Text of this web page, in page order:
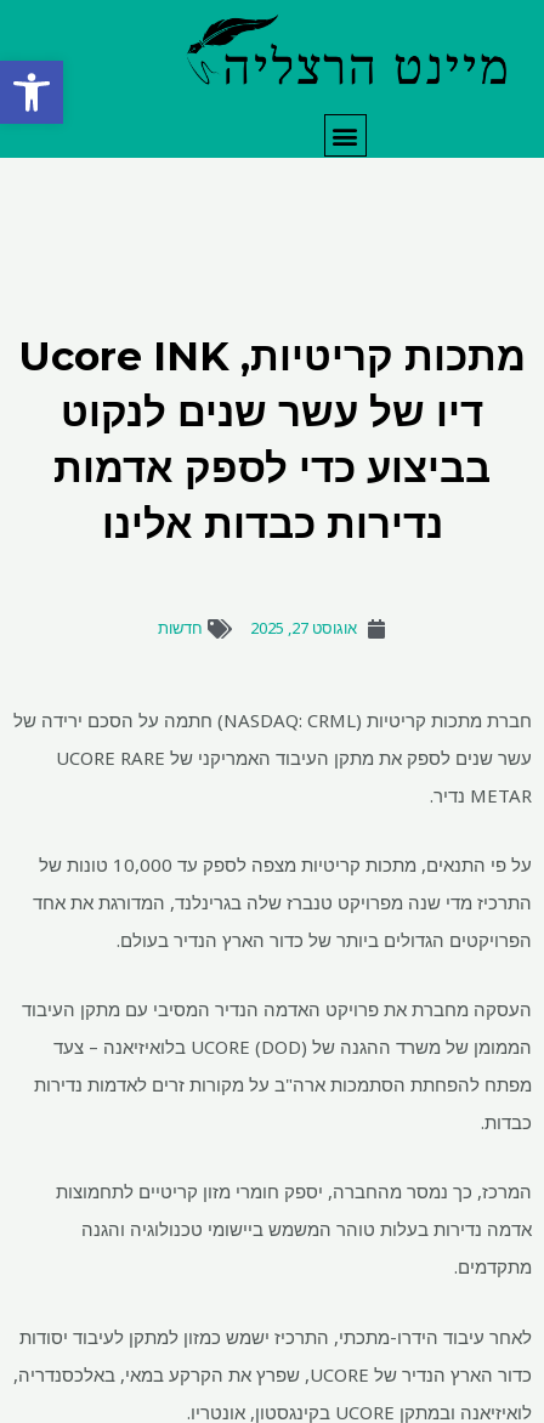
פתח
תפריט
מתכות קריטיות, Ucore INK
דיו של עשר שנים לנקוט
בביצוע כדי לספק אדמות
נדירות כבדות אלינו
אוגוסט 27, 2025 חדשות
חברת מתכות קריטיות (NASDAQ: CRML) חתמה על הסכם ירידה של
עשר שנים לספק את מתקן העיבוד האמריקני של UCORE RARE
METAR נדיר.
על פי התנאים, מתכות קריטיות מצפה לספק עד 10,000 טונות של
התרכיז מדי שנה מפרויקט טנברז שלה בגרינלנד, המדורגת את אחד
הפרויקטים הגדולים ביותר של כדור הארץ הנדיר בעולם.
העסקה מחברת את פרויקט האדמה הנדיר המסיבי עם מתקן העיבוד
הממומן של משרד ההגנה של UCORE (DOD) בלואיזיאנה – צעד
מפתח להפחתת הסתמכות ארה"ב על מקורות זרים לאדמות נדירות
כבדות.
המרכז, כך נמסר מהחברה, יספק חומרי מזון קריטיים לתחמוצות
אדמה נדירות בעלות טוהר המשמש ביישומי טכנולוגיה והגנה
מתקדמים.
לאחר עיבוד הידרו-מתכתי, התרכיז ישמש כמזון למתקן לעיבוד יסודות
כדור הארץ הנדיר של UCORE, שפרץ את הקרקע במאי, באלכסנדריה,
לואיזיאנה ובמתקן UCORE בקינגסטון, אונטריו.